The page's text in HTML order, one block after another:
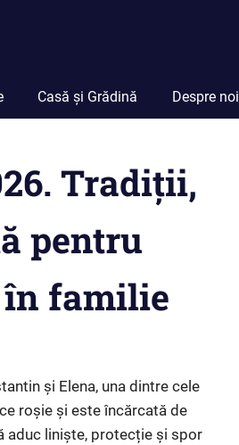
Casă și Grădină Despre noi
Tradiții,
pentru
în familie
și Elena, una dintre cele
roșie și este încărcată de
aduc liniște, protecție și spor